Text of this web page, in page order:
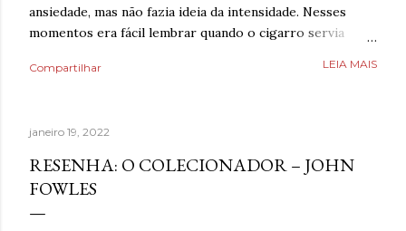
ansiedade, mas não fazia ideia da intensidade. Nesses
momentos era fácil lembrar quando o cigarro servia
aprender a lidar com isso livre de nicotina. Caminhar,
para se distrair. Existia um limite de quanto era possível
diminuir a ansiedade, mas cada pequena coisa fazia toda
diferença. Ansiedade era algo que não desejava para
ninguém. Então, temporariamente se imaginar em um
lugar seguro poderia fazer toda diferença. Era algo que
Compartilhar LEIA MAIS
janeiro 19, 2022
RESENHA: O COLECIONADOR – JOHN
FOWLES